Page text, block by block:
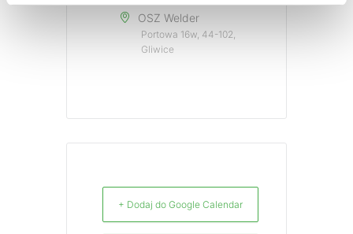
OSZ Welder
Portowa 16w, 44-102,
Gliwice
+ Dodaj do Google Calendar